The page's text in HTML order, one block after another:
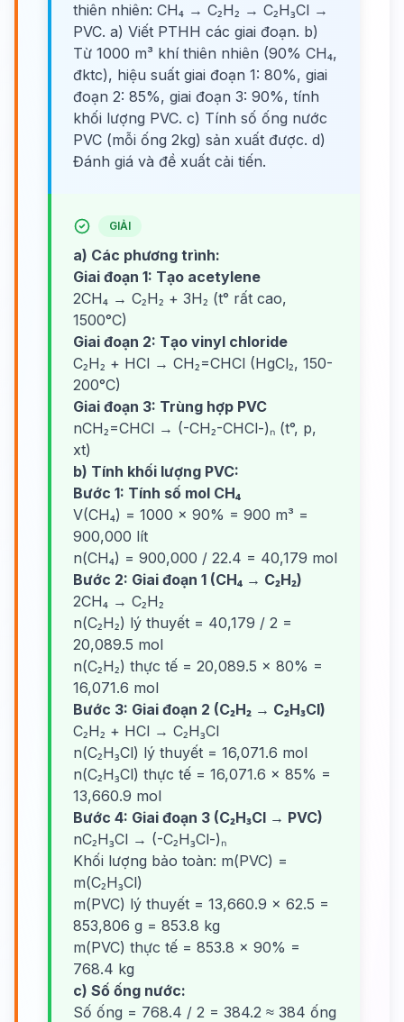
thiên nhiên: CH₄ → C₂H₂ → C₂H₃Cl →
PVC. a) Viết PTHH các giai đoạn. b)
Từ 1000 m³ khí thiên nhiên (90% CH₄,
đktc), hiệu suất giai đoạn 1: 80%, giai
đoạn 2: 85%, giai đoạn 3: 90%, tính
khối lượng PVC. c) Tính số ống nước
PVC (mỗi ống 2kg) sản xuất được. d)
Đánh giá và đề xuất cải tiến.
GIẢI
a) Các phương trình:
Giai đoạn 1: Tạo acetylene
2CH₄ → C₂H₂ + 3H₂ (t° rất cao,
1500°C)
Giai đoạn 2: Tạo vinyl chloride
C₂H₂ + HCl → CH₂=CHCl (HgCl₂, 150-
200°C)
Giai đoạn 3: Trùng hợp PVC
nCH₂=CHCl → (-CH₂-CHCl-)ₙ (t°, p,
xt)
b) Tính khối lượng PVC:
Bước 1: Tính số mol CH₄
V(CH₄) = 1000 × 90% = 900 m³ =
900,000 lít
n(CH₄) = 900,000 / 22.4 = 40,179 mol
Bước 2: Giai đoạn 1 (CH₄ → C₂H₂)
2CH₄ → C₂H₂
n(C₂H₂) lý thuyết = 40,179 / 2 =
20,089.5 mol
n(C₂H₂) thực tế = 20,089.5 × 80% =
16,071.6 mol
Bước 3: Giai đoạn 2 (C₂H₂ → C₂H₃Cl)
C₂H₂ + HCl → C₂H₃Cl
n(C₂H₃Cl) lý thuyết = 16,071.6 mol
n(C₂H₃Cl) thực tế = 16,071.6 × 85% =
13,660.9 mol
Bước 4: Giai đoạn 3 (C₂H₃Cl → PVC)
nC₂H₃Cl → (-C₂H₃Cl-)ₙ
Khối lượng bảo toàn: m(PVC) =
m(C₂H₃Cl)
m(PVC) lý thuyết = 13,660.9 × 62.5 =
853,806 g = 853.8 kg
m(PVC) thực tế = 853.8 × 90% =
768.4 kg
c) Số ống nước:
Số ống = 768.4 / 2 = 384.2 ≈ 384 ống